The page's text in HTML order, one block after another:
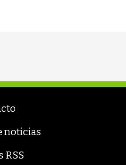
noticias
RSS